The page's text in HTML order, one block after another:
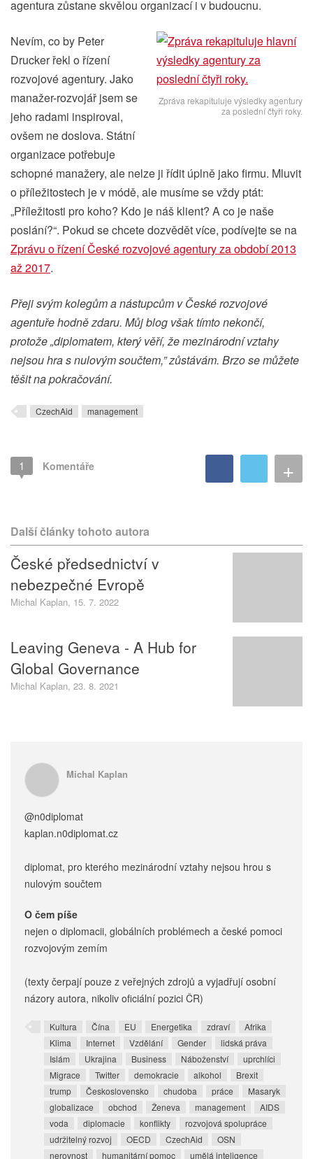
agentura zůstane skvělou organizací i v budoucnu.
Zpráva rekapituluje výsledky agentury
za poslední čtyři roky.
Nevím, co by Peter
Drucker řekl o řízení
rozvojové agentury. Jako
manažer-rozvojář jsem se
jeho radami inspiroval,
ovšem ne doslova. Státní
organizace potřebuje
schopné manažery, ale nelze ji řídit úplně jako firmu. Mluvit
o příležitostech je v módě, ale musíme se vždy ptát:
„Příležitosti pro koho? Kdo je náš klient? A co je naše
poslání?“. Pokud se chcete dozvědět více, podívejte se na
Zprávu o řízení České rozvojové agentury za období 2013
až 2017.
Přeji svým kolegům a nástupcům v České rozvojové
agentuře hodně zdaru. Můj blog však tímto nekončí,
protože „diplomatem, který věří, že mezinárodní vztahy
nejsou hra s nulovým součtem,” zůstávám. Brzo se můžete
těšit na pokračování.
CzechAid management
1 Komentáře +
Další články tohoto autora
České předsednictví v
nebezpečné Evropě
Michal Kaplan, 15. 7. 2022
Leaving Geneva - A Hub for
Global Governance
Michal Kaplan, 23. 8. 2021
Michal Kaplan
@n0diplomat
kaplan.n0diplomat.cz
diplomat, pro kterého mezinárodní vztahy nejsou hrou s
nulovým součtem
O čem píše
nejen o diplomacii, globálních problémech a české pomoci
rozvojovým zemím
(texty čerpají pouze z veřejných zdrojů a vyjadřují osobní
názory autora, nikoliv oficiální pozici ČR)
Kultura Čína EU Energetika zdraví
Afrika
Klima
Internet Vzdělání Gender
lidská práva
Islám
Ukrajina Business Náboženství
uprchlíci
Migrace
Twitter demokracie alkohol
Brexit
trump
Československo chudoba práce
Masaryk
globalizace
obchod Ženeva management
AIDS
voda
diplomacie konflikty
rozvojová spolupráce
udržitelný rozvoj
OECD CzechAid
OSN
nerovnost
humanitární pomoc umělá inteligence